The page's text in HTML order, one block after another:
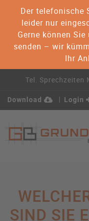
Der telefonische
leider nur
Gerne können
senden – wir
Ihr
Tel. Sprechzeiten
Download Login
SIND SIE